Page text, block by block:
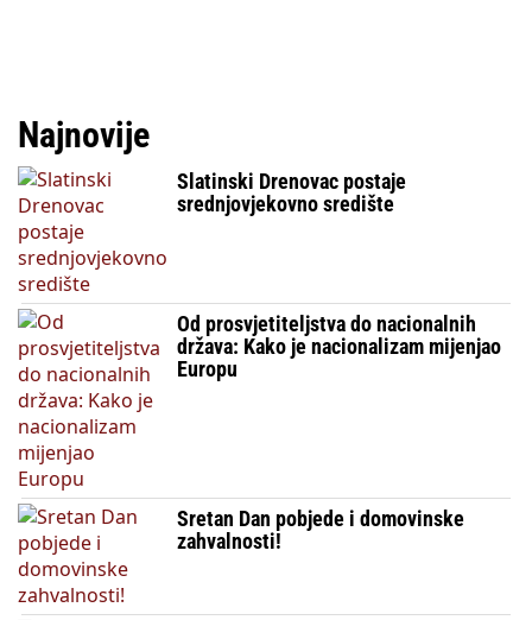
Najnovije
Slatinski Drenovac postaje
srednjovjekovno središte
Od prosvjetiteljstva do nacionalnih
država: Kako je nacionalizam mijenjao
Europu
Sretan Dan pobjede i domovinske
zahvalnosti!